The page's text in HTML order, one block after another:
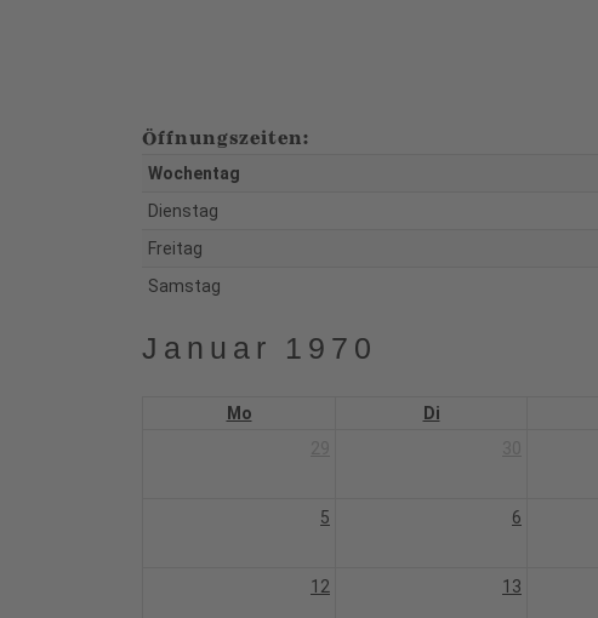
Öffnungszeiten:
Wochentag
Dienstag
Freitag
Samstag
Januar 1970
Mo Di
5 6
12 13